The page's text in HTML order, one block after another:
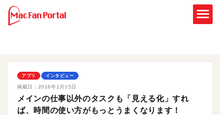
アプリ インタビュー
掲載日： 2016年1月15日
メインの仕事以外のタスクも「見える化」すれ
ば、時間の使い方がもっとうまくなります！